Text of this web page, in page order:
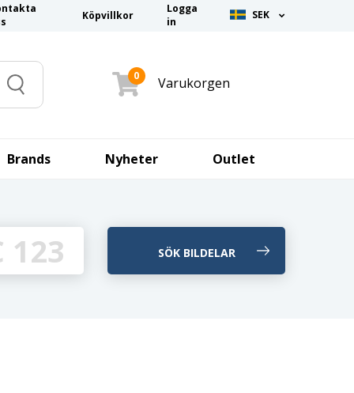
Köpvillkor
Logga
in
SEK
Search
0 Varukorgen
Brands Nyheter Outlet